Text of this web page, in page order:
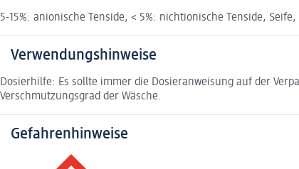
5-15%: anionische Tenside, < 5%: nichtionische Tenside,
Verwendungshinweise
Dosierhilfe: Es sollte immer die Dosieranweisung auf der
Verschmutzungsgrad der Wäsche.
Gefahrenhinweise